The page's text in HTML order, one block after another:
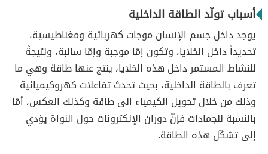
أسباب تولّد الطاقة الداخلية
يوجد داخل جسم الإنسان موجات كهربائية ومغناطيسية،
تحديداً داخل الخلايا، وتكون إمّا موجبة وإمّا سالبة، ونتيجةً
للنشاط المستمر داخل هذه الخلايا، ينتج عنها طاقة وهي ما
تعرف بالطاقة الداخلية، بحيث تحدث تفاعلات كهروكيميائية
وذلك من خلال تحويل الكيمياء إلى طاقة وكذلك العكس، أمّا
بالنسبة للجمادات فإنّ دوران الإلكترونات حول النواة يؤدي
إلى تشكّل هذه الطاقة.